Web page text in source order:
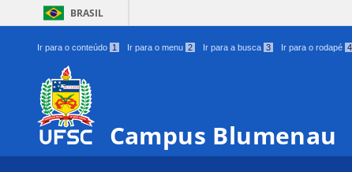
BRASIL
Ir para o conteúdo 1 Ir para o menu 2 Ir para a busca 3 Ir para o rodapé 4
Campus Blumenau